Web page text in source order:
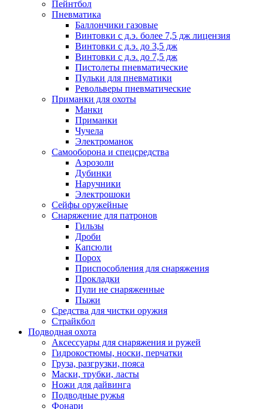
Пейнтбол
Пневматика
Баллончики газовые
Винтовки с д.э. более 7,5 дж лицензия
Винтовки с д.э. до 3,5 дж
Винтовки с д.э. до 7,5 дж
Пистолеты пневматические
Пульки для пневматики
Револьверы пневматические
Приманки для охоты
Манки
Приманки
Чучела
Электроманок
Самооборона и спецсредства
Аэрозоли
Дубинки
Наручники
Электрошоки
Сейфы оружейные
Снаряжение для патронов
Гильзы
Дроби
Капсюли
Порох
Приспособления для снаряжения
Прокладки
Пули не снаряженные
Пыжи
Средства для чистки оружия
Страйкбол
Подводная охота
Аксессуары для снаряжения и ружей
Гидрокостюмы, носки, перчатки
Груза, разгрузки, пояса
Маски, трубки, ласты
Ножи для дайвинга
Подводные ружья
Фонари